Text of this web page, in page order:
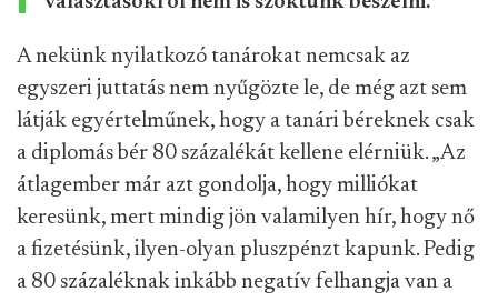
A nekünk nyilatkozó tanárokat nemcsak az
egyszeri juttatás nem nyűgözte le, de még azt sem
látják egyértelműnek, hogy a tanári béreknek csak
a diplomás bér 80 százalékát kellene elérniük. „Az
átlagember már azt gondolja, hogy milliókat
keresünk, mert mindig jön valamilyen hír, hogy nő
a fizetésünk, ilyen-olyan pluszpénzt kapunk. Pedig
a 80 százaléknak inkább negatív felhangja van a